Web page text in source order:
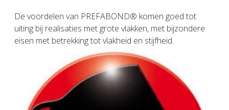
De voordelen van PREFABOND® komen goed tot
uiting bij realisaties met grote vlakken, met bijzondere
eisen met betrekking tot vlakheid en stijfheid.